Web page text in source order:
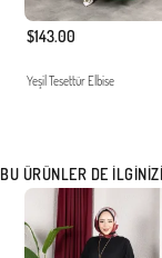
$143.00
Yeşil Tesettür Elbise
BU ÜRÜNLER DE